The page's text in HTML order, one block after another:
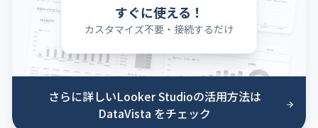
すぐに使える！
カスタマイズ不要・接続するだけ
さらに詳しいLooker Studioの活用方法は
DataVista をチェック